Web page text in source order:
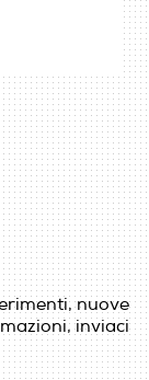
nuove
inviaci